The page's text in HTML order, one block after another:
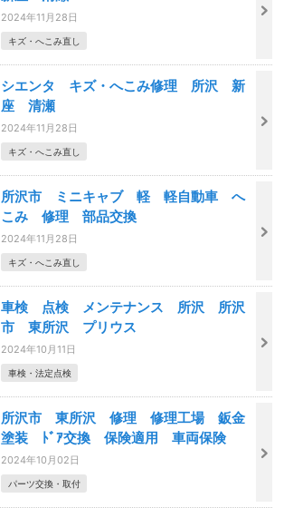
2024年11月28日
キズ・へこみ直し
シエンタ キズ・へこみ修理 所沢 新
座 清瀬
2024年11月28日
キズ・へこみ直し
所沢市 ミニキャブ 軽 軽自動車 へ
こみ 修理 部品交換
2024年11月28日
キズ・へこみ直し
車検 点検 メンテナンス 所沢 所沢
市 東所沢 プリウス
2024年10月11日
車検・法定点検
所沢市 東所沢 修理 修理工場 鈑金
塗装 ﾄﾞｱ交換 保険適用 車両保険
2024年10月02日
パーツ交換・取付